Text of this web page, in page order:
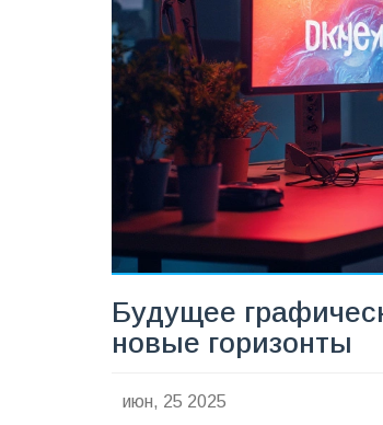
Будущее
новые горизонты
июн, 25 2025